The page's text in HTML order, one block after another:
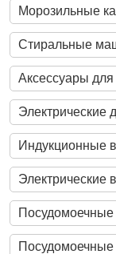
Морозильные
Стиральные
Аксессуары
Индукционные
Электрические